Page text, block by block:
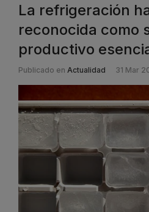
La refrigeración
reconocida como
productivo
Publicado en Actualidad 31 Mar